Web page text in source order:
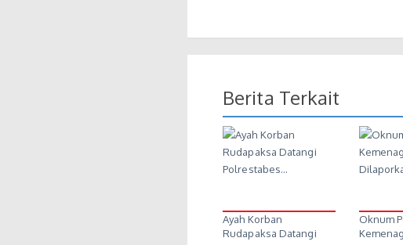
Berita Terkait
Ayah Korban
Rudapaksa Datangi
Oknum